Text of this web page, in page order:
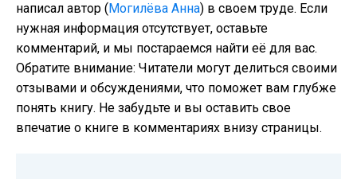
написал автор (Могилёва Анна) в своем труде. Если
нужная информация отсутствует, оставьте
комментарий, и мы постараемся найти её для вас.
Обратите внимание: Читатели могут делиться своими
отзывами и обсуждениями, что поможет вам глубже
понять книгу. Не забудьте и вы оставить свое
впечатие о книге в комментариях внизу страницы.